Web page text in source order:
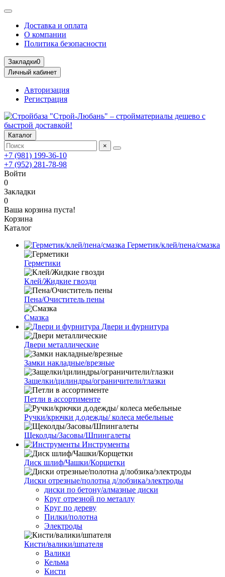
Доставка и оплата
О компании
Политика безопасности
Закладки0
Личный кабинет
Авторизация
Регистрация
Каталог
×
+7 (981) 199-36-10
+7 (952) 281-78-98
Войти
0
Закладки
0
Ваша корзина пуста!
Корзина
Каталог
Герметик/клей/пена/смазка
Герметики
Клей/Жидкие гвозди
Пена/Очиститель пены
Смазка
Двери и фурнитура
Двери металлические
Замки накладные/врезные
Защелки/цилиндры/ограничители/глазки
Петли в ассортименте
Ручки/крючки д.одежды/ колеса мебельные
Щеколды/Засовы/Шпингалеты
Инструменты
Диск шлиф/Чашки/Корщетки
Диски отрезные/полотна д/лобзика/электроды
диски по бетону/алмазные диски
Круг отрезной по металлу
Круг по дереву
Пилки/полотна
Электроды
Кисти/валики/шпателя
Валики
Кельма
Кисти